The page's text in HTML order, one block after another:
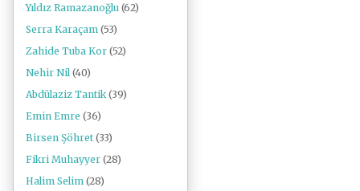
Yıldız Ramazanoğlu (62)
Serra Karaçam (53)
Zahide Tuba Kor (52)
Nehir Nil (40)
Abdülaziz Tantik (39)
Emin Emre (36)
Birsen Şöhret (33)
Fikri Muhayyer (28)
Halim Selim (28)